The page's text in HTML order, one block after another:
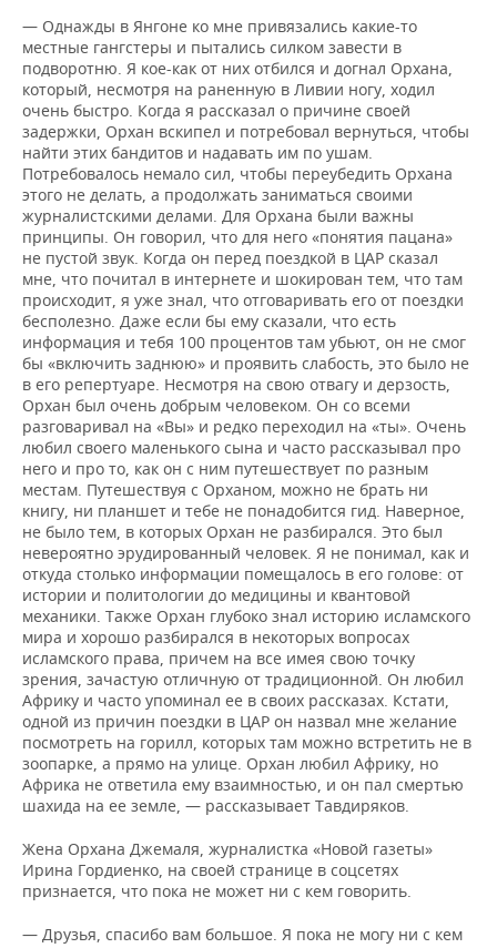
— Однажды в Янгоне ко мне привязались какие-то
местные гангстеры и пытались силком завести в
подворотню. Я кое-как от них отбился и догнал Орхана,
который, несмотря на раненную в Ливии ногу, ходил
очень быстро. Когда я рассказал о причине своей
задержки, Орхан вскипел и потребовал вернуться, чтобы
найти этих бандитов и надавать им по ушам.
Потребовалось немало сил, чтобы переубедить Орхана
этого не делать, а продолжать заниматься своими
журналистскими делами. Для Орхана были важны
принципы. Он говорил, что для него «понятия пацана»
не пустой звук. Когда он перед поездкой в ЦАР сказал
мне, что почитал в интернете и шокирован тем, что там
происходит, я уже знал, что отговаривать его от поездки
бесполезно. Даже если бы ему сказали, что есть
информация и тебя 100 процентов там убьют, он не смог
бы «включить заднюю» и проявить слабость, это было не
в его репертуаре. Несмотря на свою отвагу и дерзость,
Орхан был очень добрым человеком. Он со всеми
разговаривал на «Вы» и редко переходил на «ты». Очень
любил своего маленького сына и часто рассказывал про
него и про то, как он с ним путешествует по разным
местам. Путешествуя с Орханом, можно не брать ни
книгу, ни планшет и тебе не понадобится гид. Наверное,
не было тем, в которых Орхан не разбирался. Это был
невероятно эрудированный человек. Я не понимал, как и
откуда столько информации помещалось в его голове: от
истории и политологии до медицины и квантовой
механики. Также Орхан глубоко знал историю исламского
мира и хорошо разбирался в некоторых вопросах
исламского права, причем на все имея свою точку
зрения, зачастую отличную от традиционной. Он любил
Африку и часто упоминал ее в своих рассказах. Кстати,
одной из причин поездки в ЦАР он назвал мне желание
посмотреть на горилл, которых там можно встретить не в
зоопарке, а прямо на улице. Орхан любил Африку, но
Африка не ответила ему взаимностью, и он пал смертью
шахида на ее земле, — рассказывает Тавдиряков.
Жена Орхана Джемаля, журналистка «Новой газеты»
Ирина Гордиенко, на своей странице в соцсетях
признается, что пока не может ни с кем говорить.
— Друзья, спасибо вам большое. Я пока не могу ни с кем